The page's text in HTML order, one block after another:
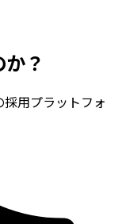
？
用プラットフォ